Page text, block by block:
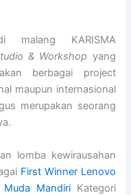
malang KARISMA
& Workshop yang
berbagai project
maupun internasional
merupakan seorang
lomba kewirausahan
First Winner Lenovo
Muda MandiriKategori